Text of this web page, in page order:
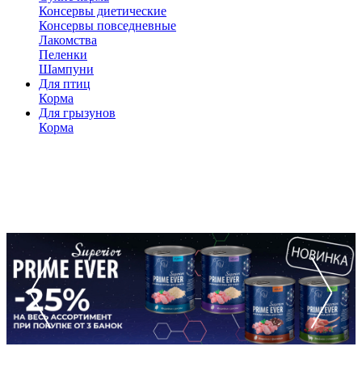
Консервы диетические
Консервы повседневные
Лакомства
Пеленки
Шампуни
Для птиц
Корма
Для грызунов
Корма